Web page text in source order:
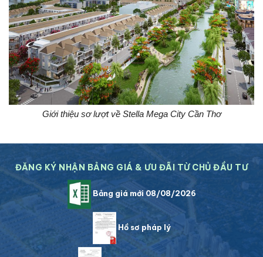
Giới thiệu sơ lượt về Stella Mega City Cần Thơ
ĐĂNG KÝ NHẬN BẢNG GIÁ & ƯU ĐÃI TỪ CHỦ ĐẦU TƯ
Bảng giá mới 08/08/2026
Hồ sơ pháp lý